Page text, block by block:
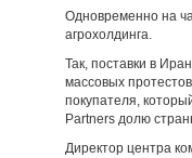
Одновременно на
агрохолдинга.
Так, поставки в
массовых
покупателя,
Partners долю
Директор центра